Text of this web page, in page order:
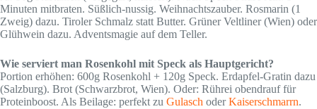
Minuten mitbraten. Süßlich-nussig. Weihnachtszauber. Rosmarin (1
Zweig) dazu. Tiroler Schmalz statt Butter. Grüner Veltliner (Wien) oder
Glühwein dazu. Adventsmagie auf dem Teller.
Wie serviert man Rosenkohl mit Speck als Hauptgericht?
Portion erhöhen: 600g Rosenkohl + 120g Speck. Erdapfel-Gratin dazu
(Salzburg). Brot (Schwarzbrot, Wien). Oder: Rührei obendrauf für
Proteinboost. Als Beilage: perfekt zu Gulasch oderKaiserschmarrn.